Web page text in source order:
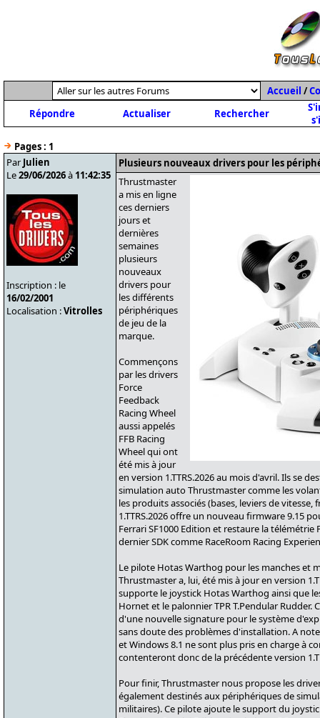
Accueil /
Répondre
Actualiser Rechercher
Pages : 1
Par Julien
Le29/06/2026à 11:42:35
Inscription : le
16/02/2001
Localisation :Vitrolles
Plusieurs nouveaux drivers pour les
Thrustmaster
a mis en ligne
ces derniers
jours et
dernières
semaines
plusieurs
nouveaux
drivers pour
les différents
périphériques
de jeu de la
marque.
Commençons
par les drivers
Force
Feedback
Racing Wheel
aussi appelés
FFB Racing
Wheel qui ont
été mis à jour
en version 1.TTRS.2026 au mois d'avril. Ils se
simulation auto Thrustmaster comme les
les produits associés (bases, leviers de vitesse,
1.TTRS.2026 offre un nouveau firmware 9.15
Ferrari SF1000 Edition et restaure la télémétrie
dernier SDK comme RaceRoom Racing
Le pilote Hotas Warthog pour les manches et
Thrustmaster a, lui, été mis à jour en version
supporte le joystick Hotas Warthog ainsi que
Hornet et le palonnier TPR T.Pendular Rudder.
d'une nouvelle signature pour le système
sans doute des problèmes d'installation. A
et Windows 8.1 ne sont plus pris en charge à
contenteront donc de la précédente version
Pour finir, Thrustmaster nous propose les
également destinés aux périphériques de
militaires). Ce pilote ajoute le support du